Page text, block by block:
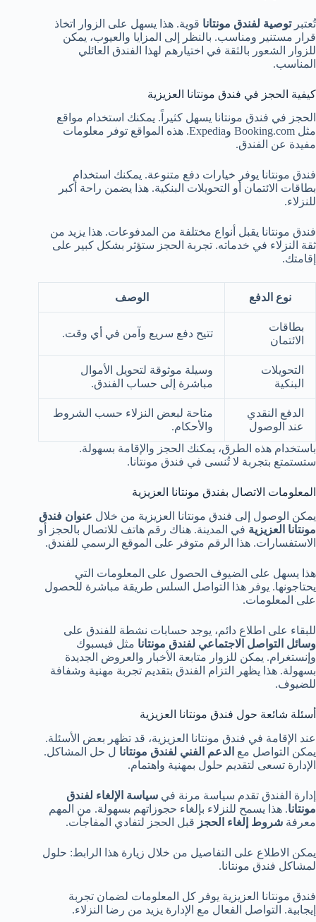
تُعتبرتوصية لفندق مونتانا قوية. هذا يسهل على الزوار اتخاذ
قرار مستنير ومناسب. بالنظر إلى المزايا والعيوب، يمكن
للزوار الشعور بالثقة في اختيارهم لهذا الفندق العائلي
المناسب.
كيفية الحجز في فندق مونتانا العزيزية
الحجز في فندق مونتانا يسهل كثيراً. يمكنك استخدام مواقع
مثل Booking.com وExpedia. هذه المواقع توفر معلومات
مفيدة عن الفندق.
فندق مونتانا يوفر خيارات دفع متنوعة. يمكنك استخدام
بطاقات الائتمان أو التحويلات البنكية. هذا يضمن راحة أكبر
للنزلاء.
فندق مونتانا يقبل أنواع مختلفة من المدفوعات. هذا يزيد من
ثقة النزلاء في خدماته. تجربة الحجز ستؤثر بشكل كبير على
إقامتك.
نوع الدفع الوصف
بطاقات
الائتمان
تتيح دفع سريع وآمن في أي وقت.
التحويلات
البنكية
وسيلة موثوقة لتحويل الأموال
مباشرة إلى حساب الفندق.
الدفع النقدي
عند الوصول
متاحة لبعض النزلاء حسب الشروط
والأحكام.
باستخدام هذه الطرق، يمكنك الحجز والإقامة بسهولة.
ستستمتع بتجربة لا تُنسى في فندق مونتانا.
المعلومات الاتصال بفندق مونتانا العزيزية
يمكن الوصول إلى فندق مونتانا العزيزية من خلال عنوان فندق
مونتانا العزيزية في المدينة. هناك رقم هاتف للاتصال بالحجز أو
الاستفسارات. هذا الرقم متوفر على الموقع الرسمي للفندق.
هذا يسهل على الضيوف الحصول على المعلومات التي
يحتاجونها. يوفر هذا التواصل السلس طريقة مباشرة للحصول
على المعلومات.
للبقاء على اطلاع دائم، يوجد حسابات نشطة للفندق على
وسائل التواصل الاجتماعي لفندق مونتانا مثل فيسبوك
وإنستغرام. يمكن للزوار متابعة الأخبار والعروض الجديدة
بسهولة. هذا يظهر التزام الفندق بتقديم تجربة مهنية وشفافة
للضيوف.
أسئلة شائعة حول فندق مونتانا العزيزية
عند الإقامة في فندق مونتانا العزيزية، قد تظهر بعض الأسئلة.
يمكن التواصل مع الدعم الفني لفندق مونتانا ل حل المشاكل.
الإدارة تسعى لتقديم حلول بمهنية واهتمام.
إدارة الفندق تقدم سياسة مرنة في سياسة الإلغاء لفندق
مونتانا. هذا يسمح للنزلاء بإلغاء حجوزاتهم بسهولة. من المهم
معرفة شروط إلغاء الحجز قبل الحجز لتفادي المفاجآت.
يمكن الاطلاع على التفاصيل من خلال زيارة هذا الرابط: حلول
لمشاكل فندق مونتانا.
فندق مونتانا العزيزية يوفر كل المعلومات لضمان تجربة
إيجابية. التواصل الفعال مع الإدارة يزيد من رضا النزلاء.